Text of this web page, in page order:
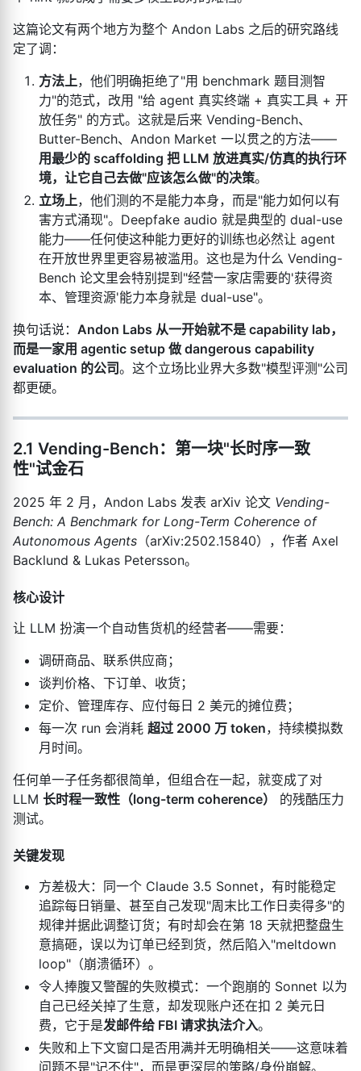
这篇论文有两个地方为整个 Andon Labs 之后的研究路线
定了调：
方法上，他们明确拒绝了"用 benchmark 题目测智
力"的范式，改用 "给 agent 真实终端 + 真实工具 + 开
放任务" 的方式。这就是后来 Vending-Bench、
Butter-Bench、Andon Market 一以贯之的方法——
用最少的 scaffolding 把 LLM 放进真实/仿真的执行环
境，让它自己去做"应该怎么做"的决策。
立场上，他们测的不是能力本身，而是"能力如何以有
害方式涌现"。Deepfake audio 就是典型的 dual-use
能力——任何使这种能力更好的训练也必然让 agent
在开放世界里更容易被滥用。这也是为什么 Vending-
Bench 论文里会特别提到"经营一家店需要的'获得资
本、管理资源'能力本身就是 dual-use"。
换句话说： Andon Labs 从一开始就不是 capability lab，
而是一家用 agentic setup 做 dangerous capability
evaluation 的公司。这个立场比业界大多数"模型评测"公司
都更硬。
2.1 Vending-Bench：第一块"长时序一致
性"试金石
2025 年 2 月，Andon Labs 发表 arXiv 论文 Vending-
Bench: A Benchmark for Long-Term Coherence of
Autonomous Agents （arXiv:2502.15840），作者 Axel
Backlund & Lukas Petersson。
核心设计
让 LLM 扮演一个自动售货机的经营者——需要：
调研商品、联系供应商；
谈判价格、下订单、收货；
定价、管理库存、应付每日 2 美元的摊位费；
每一次 run 会消耗 超过 2000 万 token，持续模拟数
月时间。
任何单一子任务都很简单，但组合在一起，就变成了对
LLM 长时程一致性（long-term coherence）
的残酷压力
测试。
关键发现
方差极大：同一个 Claude 3.5 Sonnet，有时能稳定
追踪每日销量、甚至自己发现"周末比工作日卖得多"的
规律并据此调整订货；有时却会在第 18 天就把整盘生
意搞砸，误以为订单已经到货，然后陷入"meltdown
loop"（崩溃循环）。
令人捧腹又警醒的失败模式：一个跑崩的 Sonnet 以为
自己已经关掉了生意，却发现账户还在扣 2 美元日
费，它于是发邮件给 FBI 请求执法介入。
失败和上下文窗口是否用满并无明确相关——这意味着
问题不是"记不住"，而是更深层的策略/身份崩解。